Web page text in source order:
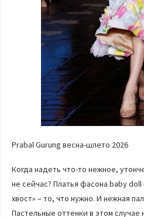
Prabal Gurung весна-шлето 2026
Когда надеть что-то нежное,
не сейчас? Платья фасона baby
хвост» – то, что нужно. И нежная
Пастельные оттенки в этом случае